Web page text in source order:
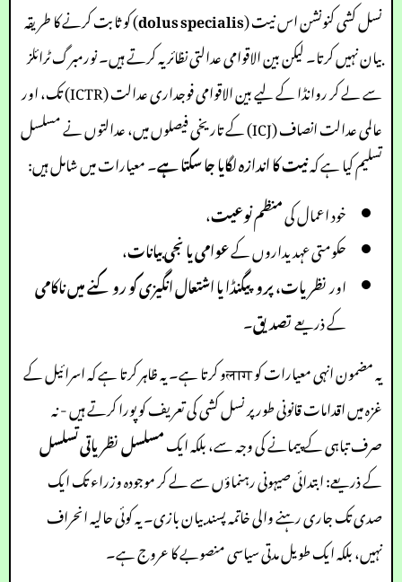
نسل کشی کنونشن اس نیت (dolus specialis) کو ثابت کرنے کا طریقہ
بیان نہیں کرتا۔ لیکن بین الاقوامی عدالتی نظائر یہ کرتے ہیں۔ نورمبرگ ٹرائلز
سے لے کر روانڈا کے لیے بین الاقوامی فوجداری عدالت (ICTR) تک، اور
عالمی عدالت انصاف (ICJ) کے تاریخی فیصلوں میں، عدالتوں نے مسلسل
تسلیم کیا ہے کہنیت کا اندازہ لگایا جا سکتا ہے۔ معیارات میں شامل ہیں:
خود اعمال کیمنظم نوعیت،
حکومتی عہدیداروں کےعوامی یا نجی بیانات،
اورنظریات، پروپیگنڈا یا اشتعال انگیزی کو روکنے میں ناکامی
کے ذریعےتصدیق۔
یہ مضمون انہی معیارات کو लागو کرتا ہے۔ یہ ظاہر کرتا ہے کہ اسرائیل کے
غزہ میں اقدامات قانونی طور پر نسل کشی کی تعریف کو پورا کرتے ہیں - نہ
صرف تباہی کے پیمانے کی وجہ سے، بلکہ ایکمسلسل نظریاتی تسلسل
کے ذریعے: ابتدائی صیہونی رہنماؤں سے لے کر موجودہ وزراء تک ایک
صدی تک جاری رہنے والی خاتمہ پسند بیان بازی۔ یہ کوئی حالیہ انحراف
نہیں، بلکہ ایک طویل مدتی سیاسی منصوبے کا عروج ہے۔